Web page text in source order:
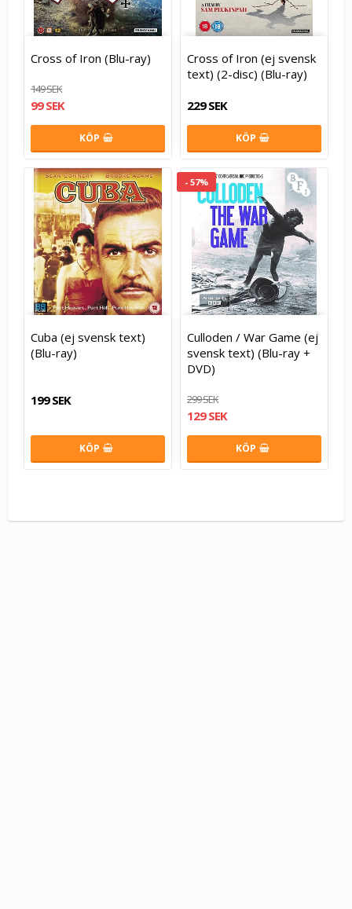
Cross of Iron (Blu-ray)
149 SEK
99 SEK
KÖP
Cross of Iron (ej svensk
text) (2-disc) (Blu-ray)
229 SEK
KÖP
Cuba (ej svensk text)
(Blu-ray)
199 SEK
KÖP
- 57%
Culloden / War Game (ej
svensk text) (Blu-ray +
DVD)
299 SEK
129 SEK
KÖP